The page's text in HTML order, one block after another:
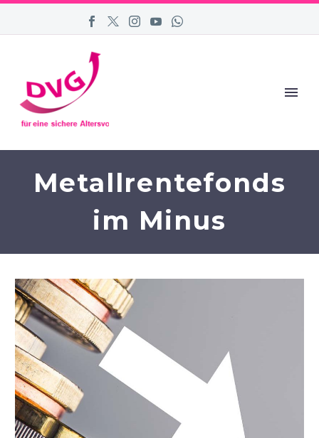
Metallrentefonds
im Minus